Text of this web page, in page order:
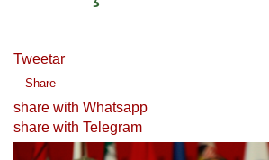
Tweetar
Share
share with Whatsapp
share with Telegram